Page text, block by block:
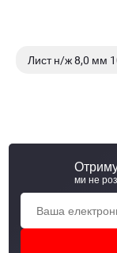
Лист н/ж 8,0 мм
Лист н/ж 5,0
ми не